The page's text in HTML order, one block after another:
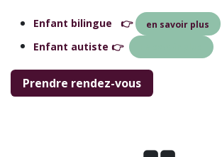
Enfant bilingue 👉 en savoir plus
Enfant autiste 👉
Prendre rendez-vous